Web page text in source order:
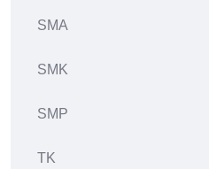
SMA
SMK
SMP
TK